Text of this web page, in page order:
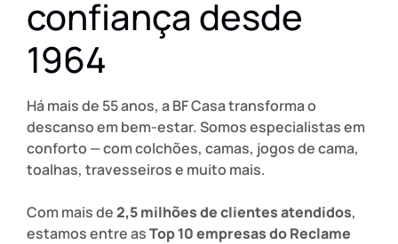
confiança desde
1964
Há mais de 55 anos, a BF Casa transforma o
descanso em bem-estar. Somos especialistas em
conforto — com colchões, camas, jogos de cama,
toalhas, travesseiros e muito mais.
Com mais de2,5 milhões de clientes atendidos,
estamos entre asTop 10 empresas do Reclame